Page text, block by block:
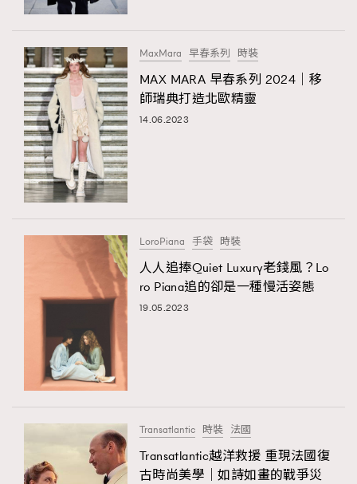
MaxMara 早春系列 時裝
MAX MARA 早春系列 2024｜移
師瑞典打造北歐精靈
14.06.2023
LoroPiana 手袋 時裝
人人追捧Quiet Luxury老錢風？Lo
ro Piana追的卻是一種慢活姿態
19.05.2023
Transatlantic 時裝 法國
Transatlantic越洋救援 重現法國復
古時尚美學｜如詩如畫的戰爭災